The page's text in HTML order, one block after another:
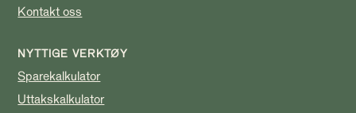
Kontakt oss
NYTTIGE VERKTØY
Sparekalkulator
Uttakskalkulator